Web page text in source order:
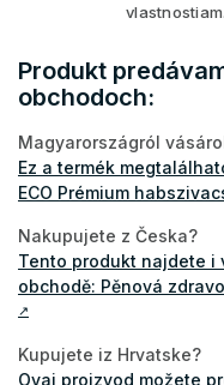
vlastnostiam.
Produkt
obchodoch:
Magyarországról
Ez a termék
ECO Prémium
Nakupujete z Česka?
Tento produkt najdete i
obchodě: Pěnová
↗
Kupujete iz Hrvatske?
Ovaj proizvod možete